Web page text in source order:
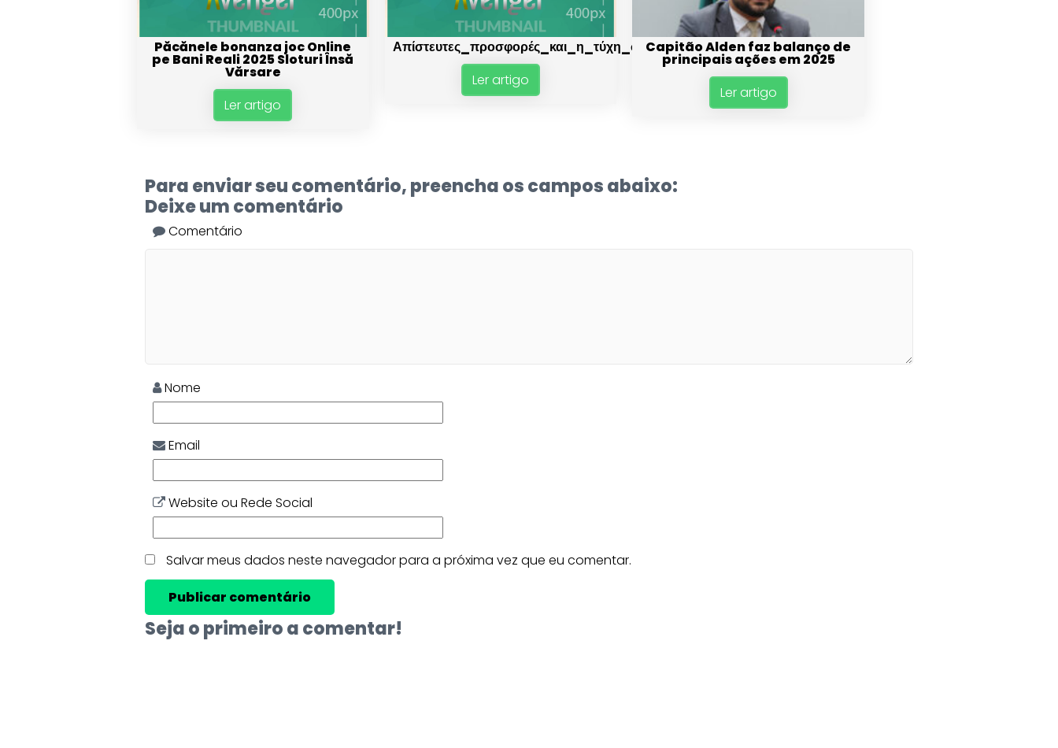
Păcănele bonanza joc Online
pe Bani Reali 2025 Sloturi Însă
Vărsare
Ler artigo
Απίστευτες_προσφορές_και_η_τύχη_σου_στο_pistolo
Ler artigo
Capitão Alden faz balanço de
principais ações em 2025
Ler artigo
Para enviar seu comentário, preencha os campos abaixo:
Deixe um comentário
Comentário
Nome
Email
Website ou Rede Social
Salvar meus dados neste navegador para a próxima vez que eu comentar.
Seja o primeiro a comentar!